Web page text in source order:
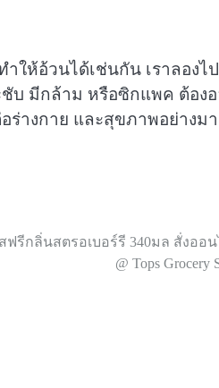
ให้อ้วนได้เช่นกัน เราลองไ
บ มีกล้าม หรือซิกแพค ต้อง
ร่างกาย และสุขภาพอย่างม
รีกลิ่นสตรอเบอร์รี 340มล สั่งออ
@ Tops Grocery